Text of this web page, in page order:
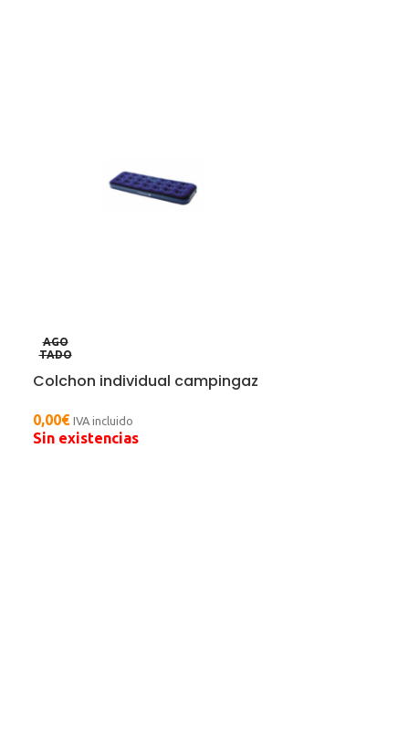
AGO
TADO
Colchon individual campingaz
0,00€ IVA incluido
Sin existencias